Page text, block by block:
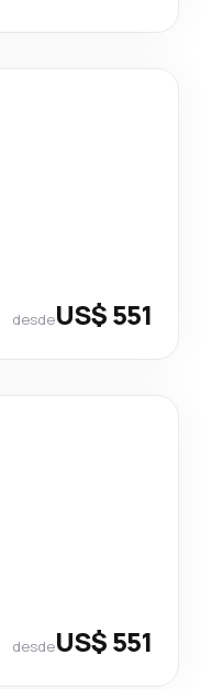
desdeUS$ 551
desdeUS$ 551